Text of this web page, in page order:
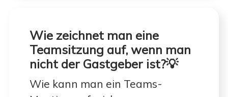
Wie zeichnet man eine
Teamsitzung auf, wenn man
nicht der Gastgeber ist?💡
Wie kann man ein Teams-